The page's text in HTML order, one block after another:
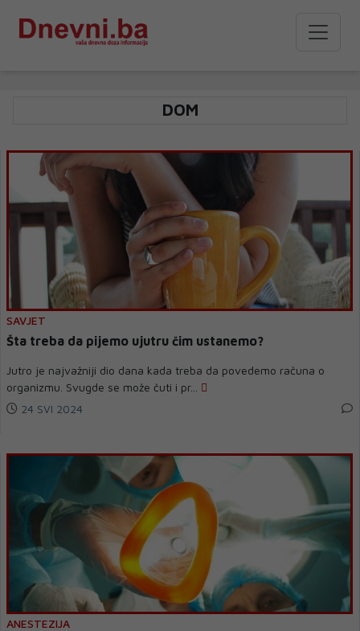
DOM
SAVJET
Šta treba da pijemo ujutru čim ustanemo?
Jutro je najvažniji dio dana kada treba da povedemo računa o
organizmu. Svugde se može čuti i pr...
24 SVI 2024
ANESTEZIJA